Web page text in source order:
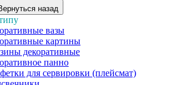
назад
вазы
картины
декоративные
панно
для сервировки (плейсмат)